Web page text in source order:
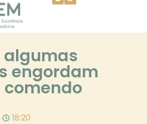
algumas
engordam
18:20